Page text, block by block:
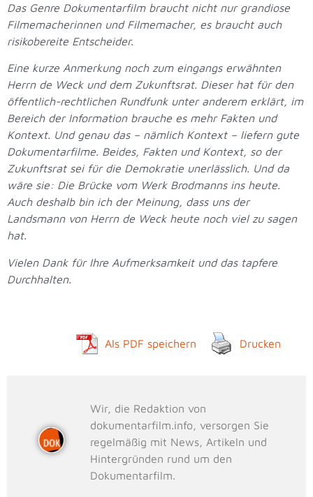
Das Genre Dokumentarfilm braucht nicht nur grandiose
Filmemacherinnen und Filmemacher, es braucht auch
risikobereite Entscheider.
Eine kurze Anmerkung noch zum eingangs erwähnten
Herrn de Weck und dem Zukunftsrat. Dieser hat für den
öffentlich-rechtlichen Rundfunk unter anderem erklärt, im
Bereich der Information brauche es mehr Fakten und
Kontext. Und genau das – nämlich Kontext – liefern gute
Dokumentarfilme. Beides, Fakten und Kontext, so der
Zukunftsrat sei für die Demokratie unerlässlich. Und da
wäre sie: Die Brücke vom Werk Brodmanns ins heute.
Auch deshalb bin ich der Meinung, dass uns der
Landsmann von Herrn de Weck heute noch viel zu sagen
hat.
Vielen Dank für Ihre Aufmerksamkeit und das tapfere
Durchhalten.
Als PDF speichern Drucken
Wir, die Redaktion von
dokumentarfilm.info, versorgen Sie
regelmäßig mit News, Artikeln und
Hintergründen rund um den
Dokumentarfilm.